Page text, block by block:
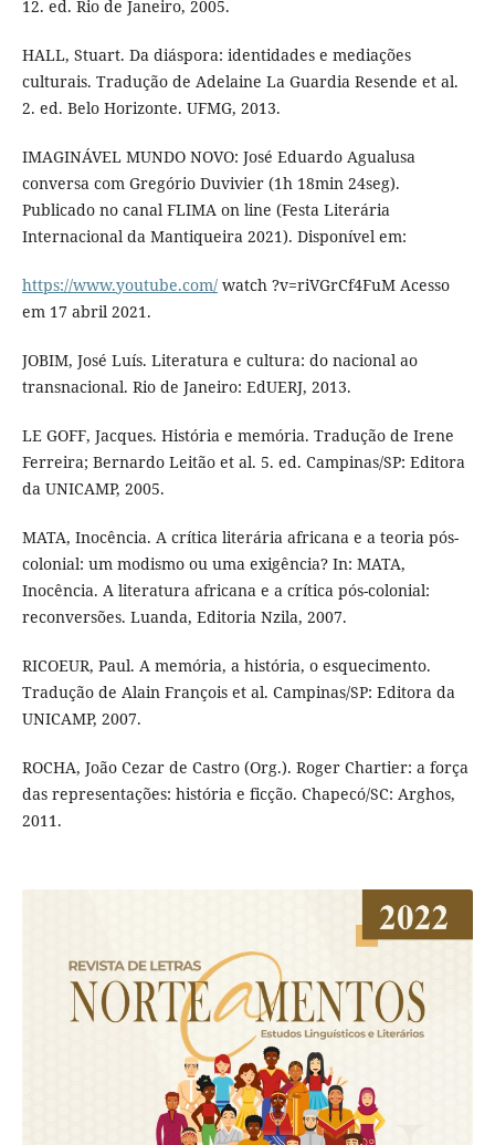
12. ed. Rio de Janeiro, 2005.
HALL, Stuart. Da diáspora: identidades e mediações
culturais. Tradução de Adelaine La Guardia Resende et al.
2. ed. Belo Horizonte. UFMG, 2013.
IMAGINÁVEL MUNDO NOVO: José Eduardo Agualusa
conversa com Gregório Duvivier (1h 18min 24seg).
Publicado no canal FLIMA on line (Festa Literária
Internacional da Mantiqueira 2021). Disponível em:
https://www.youtube.com/watch ?v=riVGrCf4FuM Acesso
em 17 abril 2021.
JOBIM, José Luís. Literatura e cultura: do nacional ao
transnacional. Rio de Janeiro: EdUERJ, 2013.
LE GOFF, Jacques. História e memória. Tradução de Irene
Ferreira; Bernardo Leitão et al. 5. ed. Campinas/SP: Editora
da UNICAMP, 2005.
MATA, Inocência. A crítica literária africana e a teoria pós-
colonial: um modismo ou uma exigência? In: MATA,
Inocência. A literatura africana e a crítica pós-colonial:
reconversões. Luanda, Editoria Nzila, 2007.
RICOEUR, Paul. A memória, a história, o esquecimento.
Tradução de Alain François et al. Campinas/SP: Editora da
UNICAMP, 2007.
ROCHA, João Cezar de Castro (Org.). Roger Chartier: a força
das representações: história e ficção. Chapecó/SC: Arghos,
2011.